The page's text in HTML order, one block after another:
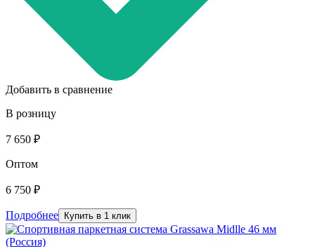
Добавить в сравнение
В розницу
7 650 ₽
Оптом
6 750 ₽
Подробнее Купить в 1 клик